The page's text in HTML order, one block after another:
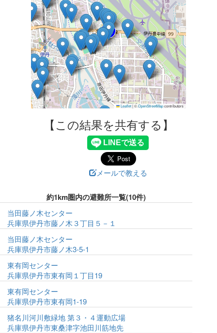
Leaflet|©OpenStreetMapcontributors
【この結果を共有する】
メールで教える
約1km圏内の避難所一覧(10件)
当田藤ノ木センター
兵庫県伊丹市藤ノ木３丁目５－１
当田藤ノ木センター
兵庫県伊丹市藤ノ木3-5-1
東有岡センター
兵庫県伊丹市東有岡１丁目19
東有岡センター
兵庫県伊丹市東有岡1-19
猪名川河川敷緑地 第３・４運動広場
兵庫県伊丹市東桑津字池田川筋地先